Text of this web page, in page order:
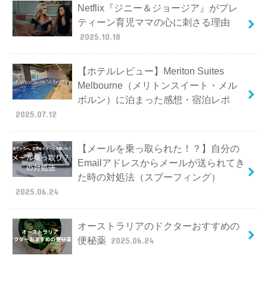
Netflix『ジニー＆ジョージア』がプレ
ティーン育児ママの心に刺さる理由
2025.10.18
【ホテルレビュー】Meriton Suites
Melbourne（メリトンスイート・メル
ボルン）に泊まった感想・宿泊レポ
2025.07.12
【メールを乗っ取られた！？】自分の
Emailアドレスからメールが送られてき
た時の対処法（スプーフィング）
2025.06.24
オーストラリアのドクターおすすめの
便秘薬 2025.06.24